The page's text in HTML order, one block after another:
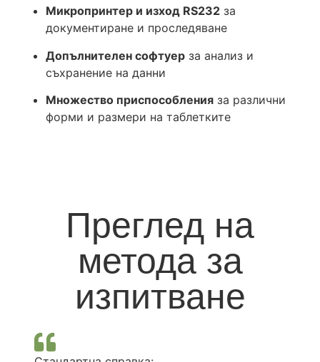
Микропринтер и изход RS232 за
документиране и проследяване
Допълнителен софтуер за анализ и
съхранение на данни
Множество приспособления за различни
форми и размери на таблетките
Преглед на
метода за
изпитване